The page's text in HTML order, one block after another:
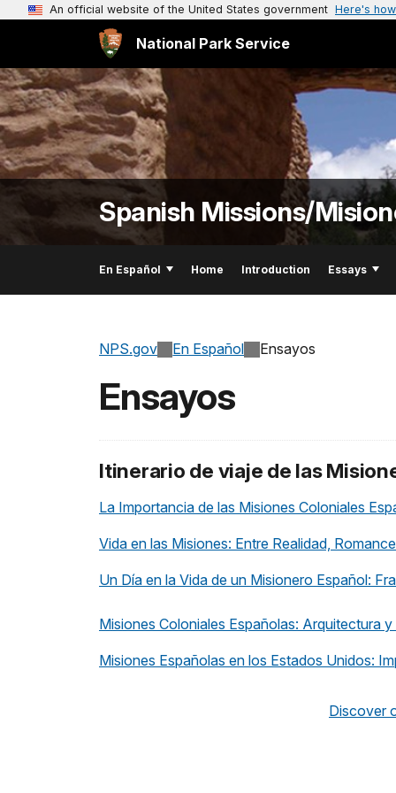
An official website of the United States government Here's
National Park Service
Spanish Missions/
En Español Home Introduction Essays
NPS.gov En Español Ensayos
Ensayos
Itinerario de viaje de las
La Importancia de las Misiones Coloniales
Vida en las Misiones: Entre Realidad,
Un Día en la Vida de un Misionero Español:
Misiones Coloniales Españolas: Arquitectura
Misiones Españolas en los Estados Unidos:
Discover